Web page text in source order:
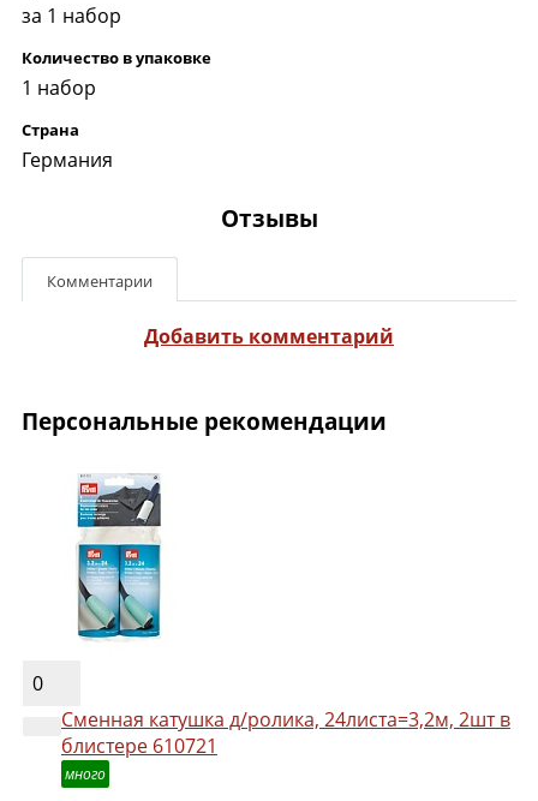
за 1 набор
Количество в упаковке
1 набор
Страна
Германия
Отзывы
Комментарии
Добавить комментарий
Персональные рекомендации
0
Сменная катушка д/ролика, 24листа=3,2м, 2шт в
блистере 610721
много